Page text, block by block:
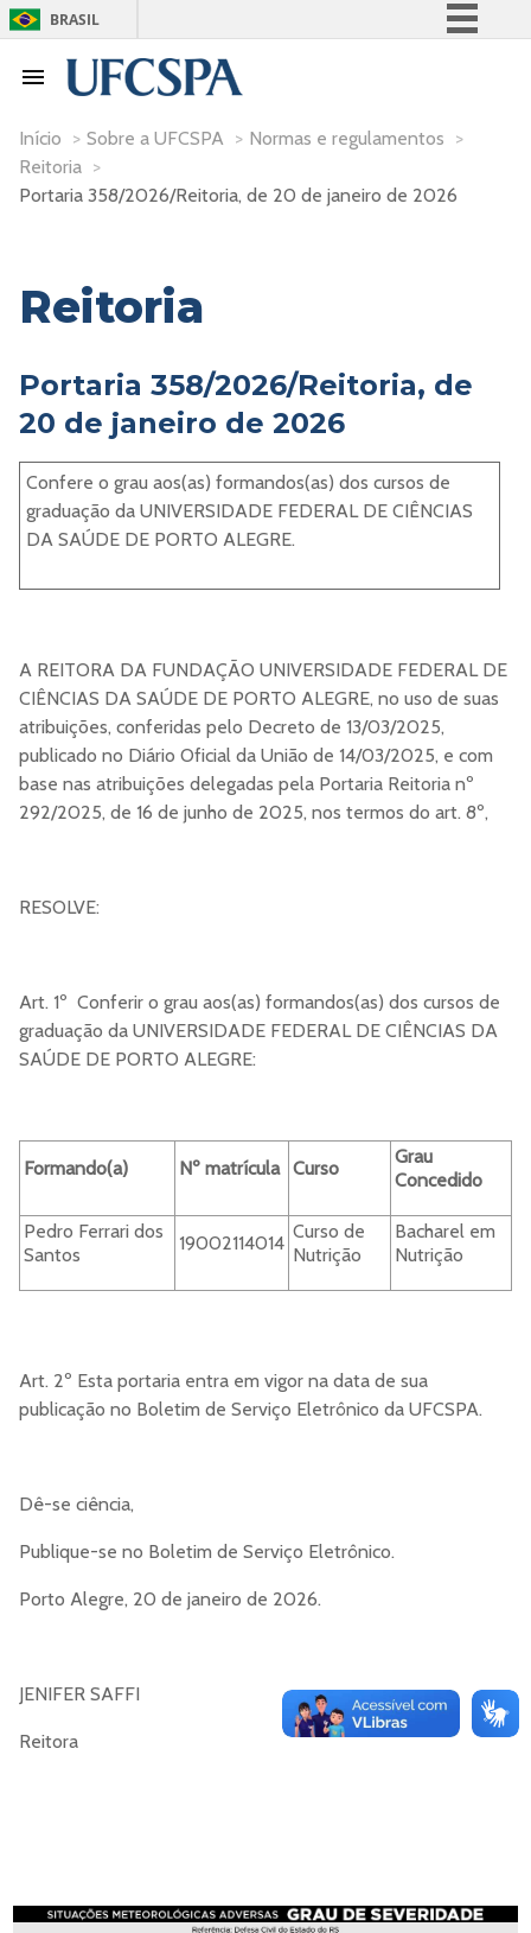
BRASIL
Participe
Início > Sobre a UFCSPA > Normas e regulamentos >
Reitoria >
Portaria 358/2026/Reitoria, de 20 de janeiro de 2026
Reitoria
Portaria 358/2026/Reitoria, de
20 de janeiro de 2026
Confere o grau aos(as) formandos(as) dos cursos de
graduação da UNIVERSIDADE FEDERAL DE CIÊNCIAS
DA SAÚDE DE PORTO ALEGRE.
A REITORA DA FUNDAÇÃO UNIVERSIDADE FEDERAL DE
CIÊNCIAS DA SAÚDE DE PORTO ALEGRE, no uso de suas
atribuições, conferidas pelo Decreto de 13/03/2025,
publicado no Diário Oficial da União de 14/03/2025, e com
base nas atribuições delegadas pela Portaria Reitoria nº
292/2025, de 16 de junho de 2025, nos termos do art. 8º,
RESOLVE:
Art. 1º Conferir o grau aos(as) formandos(as) dos cursos de
graduação da UNIVERSIDADE FEDERAL DE CIÊNCIAS DA
SAÚDE DE PORTO ALEGRE:
Formando(a) Nº matrícula Curso
Grau
Concedido
Pedro Ferrari dos
Santos
19002114014
Curso de
Nutrição
Bacharel em
Nutrição
Art. 2º Esta portaria entra em vigor na data de sua
publicação no Boletim de Serviço Eletrônico da UFCSPA.
Dê-se ciência,
Publique-se no Boletim de Serviço Eletrônico.
Porto Alegre, 20 de janeiro de 2026.
JENIFER SAFFI
Reitora